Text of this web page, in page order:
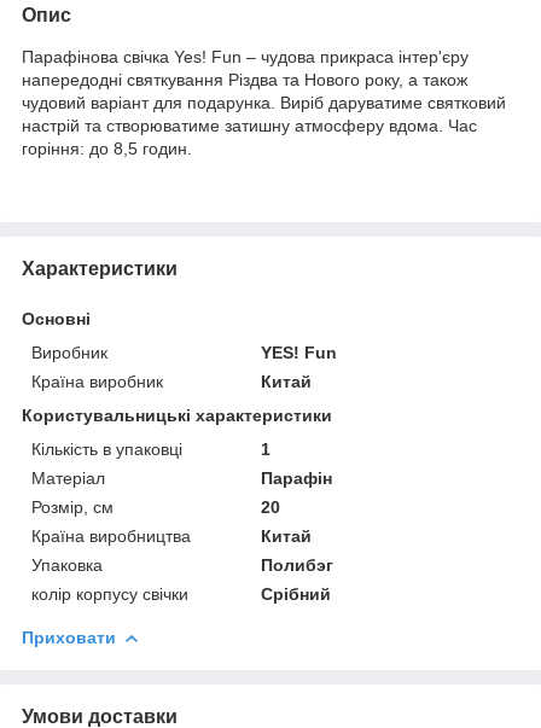
Опис
Парафінова свічка Yes! Fun – чудова прикраса інтер'єру
напередодні святкування Різдва та Нового року, а також
чудовий варіант для подарунка. Виріб даруватиме святковий
настрій та створюватиме затишну атмосферу вдома. Час
горіння: до 8,5 годин.
Характеристики
Основні
Виробник
YES! Fun
Країна виробник
Китай
Користувальницькі характеристики
Кількість в упаковці
1
Матеріал
Парафін
Розмір, см
20
Країна виробництва
Китай
Упаковка
Полибэг
колір корпусу свічки
Срібний
Приховати
Умови доставки